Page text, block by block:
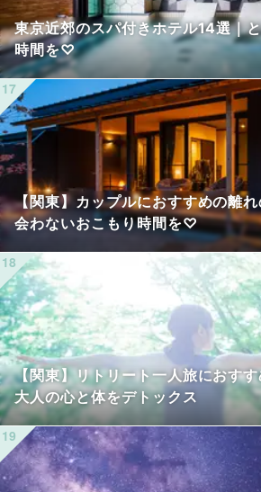
東京近郊のスパ付きホテル14選｜
時間を♡
【関東】カップルにおすすめの離
会わないおこもり時間を♡
【関東】リトリート一人旅におす
大人の心と体をデトックス